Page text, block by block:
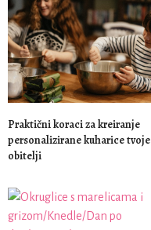
Praktični koraci za kreiranje
personalizirane kuharice tvoje
obitelji